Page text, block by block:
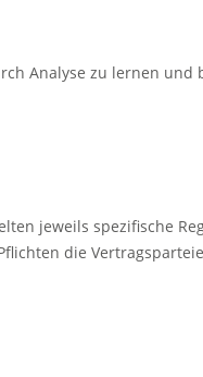
zu lernen
jeweils
die